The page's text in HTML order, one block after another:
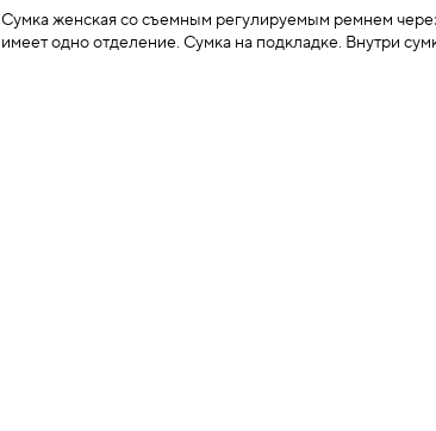
Сумка женская со съемным регулируемым ремнем
имеет одно отделение. Сумка на подкладке. Внутри